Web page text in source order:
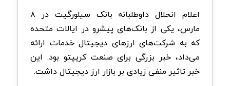
اعلام انحلال داوطلبانه بانک سیلورگیت در ۸
مارس، یکی از بانک‌های پیشرو در ایالات متحده
که به شرکت‌های ارزهای دیجیتال خدمات ارائه
می‌داد، خبر بزرگی برای صنعت کریپتو بود. این
خبر تاثیر منفی زیادی بر بازار ارز دیجیتال داشت.